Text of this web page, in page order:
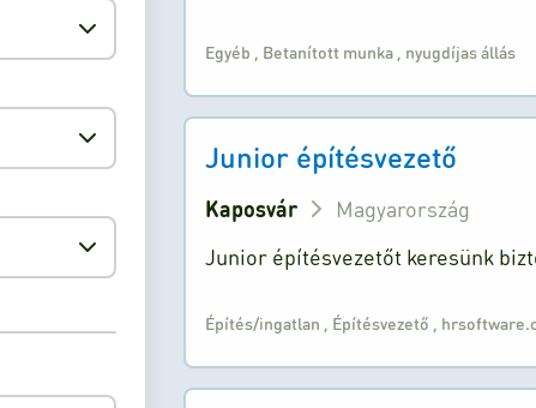
Egyéb Betanított munka nyugdíjas állás
Junior építésvezető
Kaposvár
Magyarország
Junior építésvezetőt keresünk
Építés/ingatlan Építésvezető